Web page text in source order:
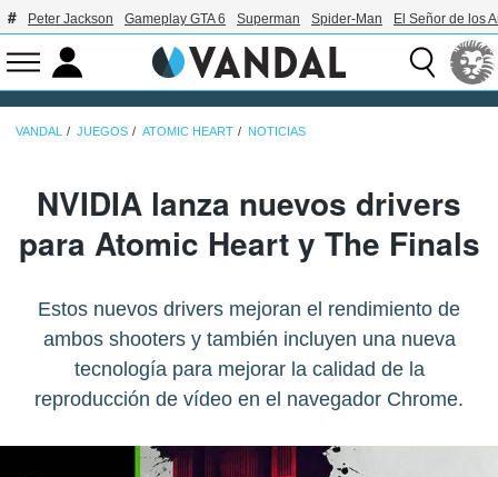
Peter Jackson Gameplay GTA 6 Superman Spider-Man El Señor de los
VANDAL JUEGOS ATOMIC HEART NOTICIAS
NVIDIA lanza nuevos drivers
para Atomic Heart y The Finals
Estos nuevos drivers mejoran el rendimiento de
ambos shooters y también incluyen una nueva
tecnología para mejorar la calidad de la
reproducción de vídeo en el navegador Chrome.